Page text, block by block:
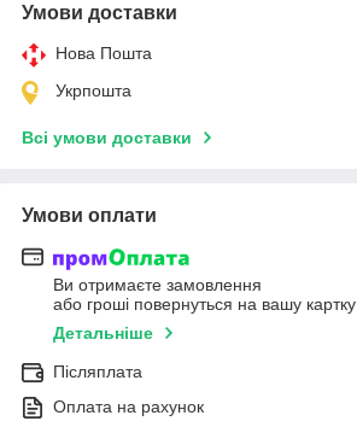
Умови доставки
Нова Пошта
Укрпошта
Всі умови доставки
Умови оплати
Ви отримаєте замовлення
або гроші повернуться на вашу картку
Детальніше
Післяплата
Оплата на рахунок